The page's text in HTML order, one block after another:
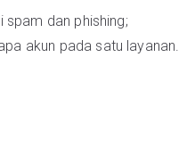
spam dan phishing;
akun pada satu layanan.